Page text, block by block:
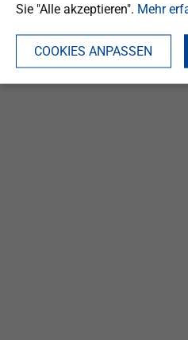
Sie "Alle akzeptieren". Mehr
COOKIES ANPASSEN